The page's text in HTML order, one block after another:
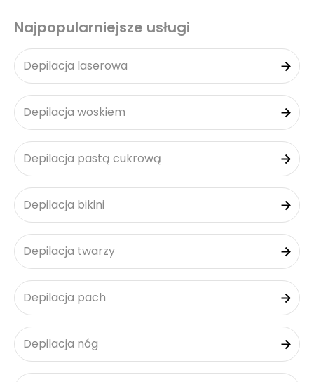
Najpopularniejsze usługi
Depilacja laserowa
Depilacja woskiem
Depilacja pastą cukrową
Depilacja bikini
Depilacja twarzy
Depilacja pach
Depilacja nóg